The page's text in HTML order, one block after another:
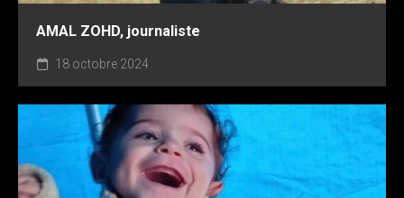
AMAL ZOHD, journaliste
18 octobre 2024